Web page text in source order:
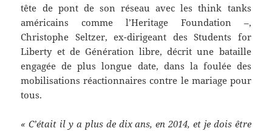
tête de pont de son réseau avec les think tanks
américains comme l’Heritage Foundation –,
Christophe Seltzer, ex-dirigeant des Students for
Liberty et de Génération libre, décrit une bataille
engagée de plus longue date, dans la foulée des
mobilisations réactionnaires contre le mariage pour
tous.
« C’était il y a plus de dix ans, en 2014, et je dois être